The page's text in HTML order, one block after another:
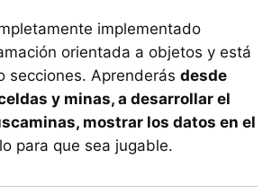
implementado
orientada a objetos y está
secciones. Aprenderás desde
y minas, a desarrollar el
mostrar los datos en el
para que sea jugable.